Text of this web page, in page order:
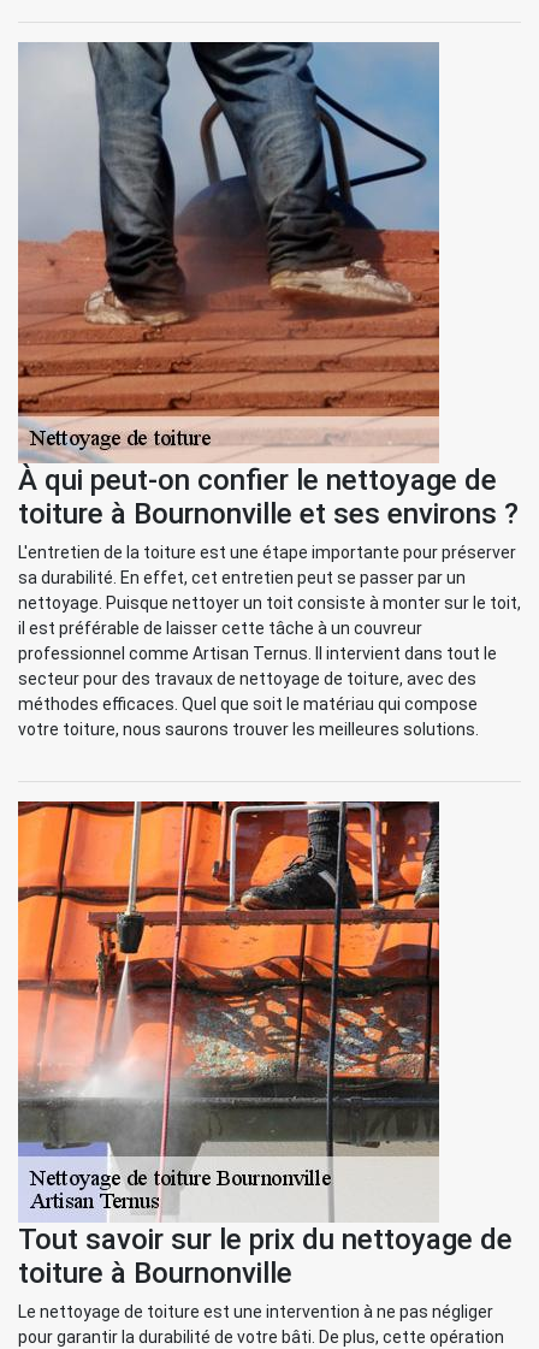
À qui peut-on confier le nettoyage de
toiture à Bournonville et ses environs ?
L'entretien de la toiture est une étape importante pour préserver
sa durabilité. En effet, cet entretien peut se passer par un
nettoyage. Puisque nettoyer un toit consiste à monter sur le toit,
il est préférable de laisser cette tâche à un couvreur
professionnel comme Artisan Ternus. Il intervient dans tout le
secteur pour des travaux de nettoyage de toiture, avec des
méthodes efficaces. Quel que soit le matériau qui compose
votre toiture, nous saurons trouver les meilleures solutions.
Tout savoir sur le prix du nettoyage de
toiture à Bournonville
Le nettoyage de toiture est une intervention à ne pas négliger
pour garantir la durabilité de votre bâti. De plus, cette opération